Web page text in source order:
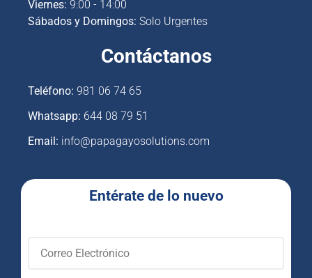
Viernes: 9:00 - 14:00
Sábados y Domingos: Solo Urgentes
Contáctanos
Teléfono: 981 06 74 65
Whatsapp: 644 08 79 51
Email: info@papagayosolutions.com
Entérate de lo nuevo